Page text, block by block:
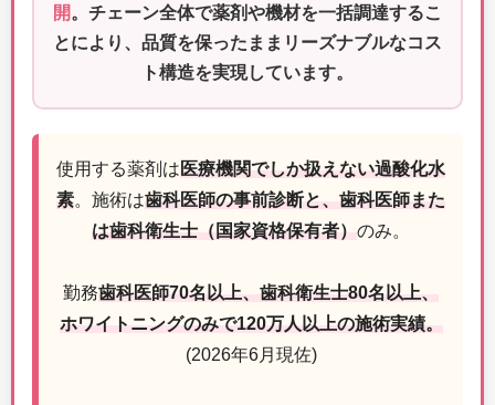
開。チェーン全体で薬剤や機材を一括調達するこ
とにより、品質を保ったままリーズナブルなコス
ト構造を実現しています。
使用する薬剤は 医療機関でしか扱えない過酸化水
素。施術は歯科医師の事前診断と、歯科医師また
は歯科衛生士（国家資格保有者） のみ。
勤務歯科医師70名以上、歯科衛生士80名以上、
ホワイトニングのみで120万人以上の施術実績。
(2026年6月現佐)